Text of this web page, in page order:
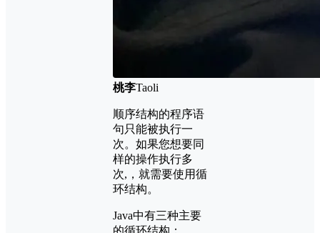
桃李Taoli
顺序结构的程序语
句只能被执行一
次。如果您想要同
样的操作执行多
次,，就需要使用循
环结构。
Java中有三种主要
的循环结构：